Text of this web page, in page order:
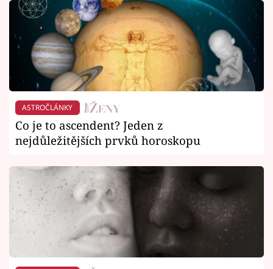
ASTROČLÁNKY
Co je to ascendent? Jeden z
nejdůležitějších prvků horoskopu